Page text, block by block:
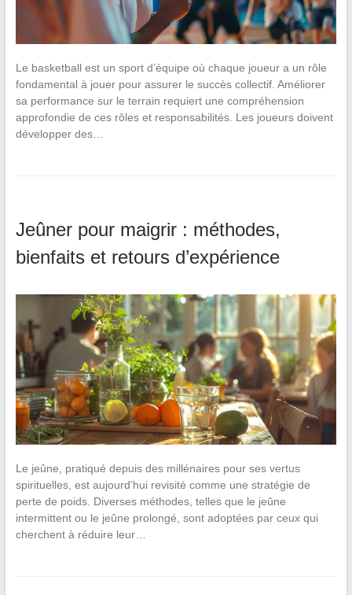
Le basketball est un sport d’équipe où chaque joueur a un rôle
fondamental à jouer pour assurer le succès collectif. Améliorer
sa performance sur le terrain requiert une compréhension
approfondie de ces rôles et responsabilités. Les joueurs doivent
développer des…
Jeûner pour maigrir : méthodes,
bienfaits et retours d’expérience
Le jeûne, pratiqué depuis des millénaires pour ses vertus
spirituelles, est aujourd’hui revisité comme une stratégie de
perte de poids. Diverses méthodes, telles que le jeûne
intermittent ou le jeûne prolongé, sont adoptées par ceux qui
cherchent à réduire leur…